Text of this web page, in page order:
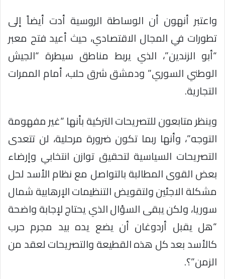
واعتبر أنهون أن الوساطة الروسية أدت أيضاً إلى
تطورات في المجال الاقتصادي، حيث أعيد فتح معبر
“أبو الزندين”، الذي يربط مناطق سيطرة “الجيش
الوطني السوري” ودمشق شرق حلب، أمام الممرات
التجارية.
وينظر متابعون للتصريحات التركية بأنها “غير مفهومة
التوجه”، وأنها ربما تكون ضرورة مرحلية، لن تتعدى
التصريحات السياسية لتحقيق توازن انتخابي وإرضاء
بعض القوى المطالبة بالتواصل مع نظام الأسد لحل
مشكلة الاجئين ولتقويض التنظيمات الإرهابية شمال
سوريا، ولكن يبقى السؤال الذي يحتاج لإجابة واضحة
“هل يقبل أردوغان أن يضع يده بيد مجرم حرب
كالأسد بعد كل هذه القطيعة والتصريحات لعقد من
الزمن”؟.